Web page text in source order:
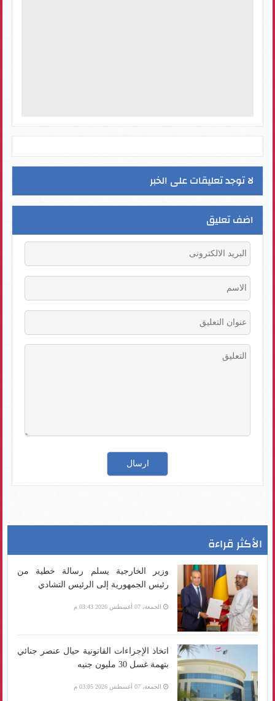
لا توجد تعليقات على الخبر
اضف تعليق
الأكثر قراءة
وزير الخارجية يسلم رسالة خطية من
رئيس الجمهورية إلى الرئيس التشادي
الجمعة، 07 أغسطس 2026 03:43 م
اتخاذ الإجراءات القانونية حيال عنصر جنائي
بتهمة غسل 30 مليون جنيه
الجمعة، 07 أغسطس 2026 03:05 م